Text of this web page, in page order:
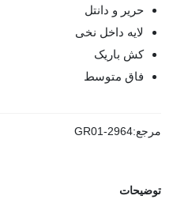
حریر و دانتل
لایه داخل نخی
کش باریک
فاق متوسط
مرجع:GR01-2964
توضیحات